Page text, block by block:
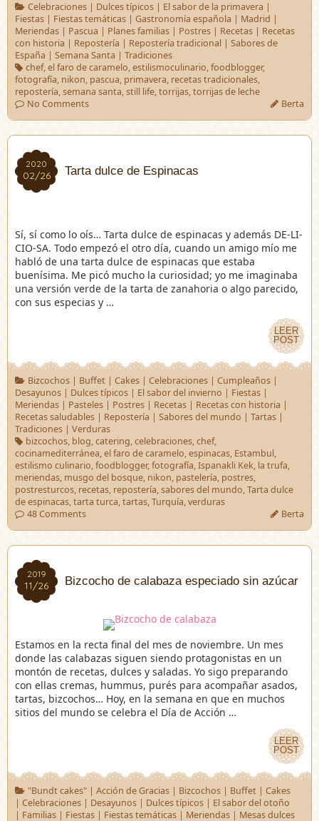
Celebraciones| Dulces típicos| El sabor de la primavera |
Fiestas | Fiestas temáticas | Gastronomía española | Madrid |
Meriendas | Pascua | Planes familias | Postres | Recetas | Recetas
con historia | Repostería | Repostería tradicional | Sabores de
España | Semana Santa | Tradiciones
chef,el faro de caramelo,estilismoculinario,foodblogger,
fotografía, nikon, pascua, primavera, recetas tradicionales,
repostería,semana santa,still life,torrijas,torrijas de leche
No Comments
Berta
2020
02/26
2020
02/26 Tarta dulce de Espinacas
Sí, sí como lo oís… Tarta dulce de espinacas y además DE-LI-
CIO-SA. Todo empezó el otro día, cuando un amigo mío me
habló de una tarta dulce de espinacas que estaba
buenísima. Me picó mucho la curiosidad; yo me imaginaba
una versión verde de la tarta de zanahoria o algo parecido,
con sus especias y …
LEER
POST
LEER
POST
Bizcochos| Buffet| Cakes| Celebraciones| Cumpleaños|
Desayunos | Dulces típicos | El sabor del invierno | Fiestas |
Meriendas | Pasteles | Postres | Recetas | Recetas con historia |
Recetas saludables | Repostería | Sabores del mundo | Tartas |
Tradiciones | Verduras
bizcochos, blog,catering,celebraciones,chef,
cocinamediterránea,el faro de caramelo,espinacas, Estambul,
estilismo culinario,foodblogger,fotografía,Ispanakli Kek, la trufa,
meriendas, musgo del bosque, nikon, pastelería, postres,
postresturcos, recetas, repostería,sabores del mundo,Tarta dulce
de espinacas,tarta turca,tartas,Turquía,verduras
48 Comments
Berta
2019
11/26
2019
11/26 Bizcocho de calabaza especiado sin azúcar
Estamos en la recta final del mes de noviembre. Un mes
donde las calabazas siguen siendo protagonistas en un
montón de recetas, dulces y saladas. Yo sigo preparando
con ellas cremas, hummus, purés para acompañar asados,
tartas, bizcochos… Hoy, en la semana en que en muchos
sitios del mundo se celebra el Día de Acción …
LEER
POST
LEER
POST
"Bundt cakes"| Acción de Gracias| Bizcochos| Buffet| Cakes
| Celebraciones | Desayunos | Dulces típicos | El sabor del otoño
| Familias | Fiestas | Fiestas temáticas | Meriendas | Mesas dulces